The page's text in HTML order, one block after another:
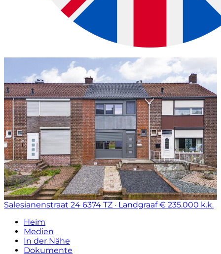
Salesianenstraat 24 6374 TZ · Landgraaf € 235.000 k.k.
Heim
Medien
In der Nähe
Dokumente